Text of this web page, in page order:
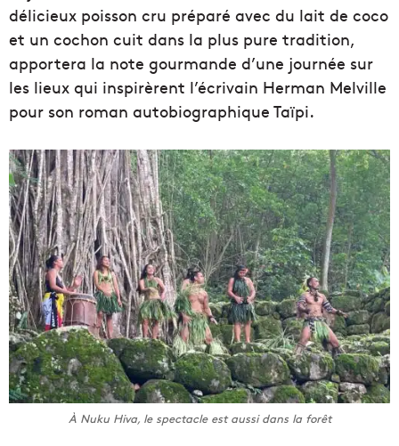
délicieux poisson cru préparé avec du lait de coco
et un cochon cuit dans la plus pure tradition,
apportera la note gourmande d’une journée sur
les lieux qui inspirèrent l’écrivain Herman Melville
pour son roman autobiographique Taïpi.
À Nuku Hiva, le spectacle est aussi dans la forêt